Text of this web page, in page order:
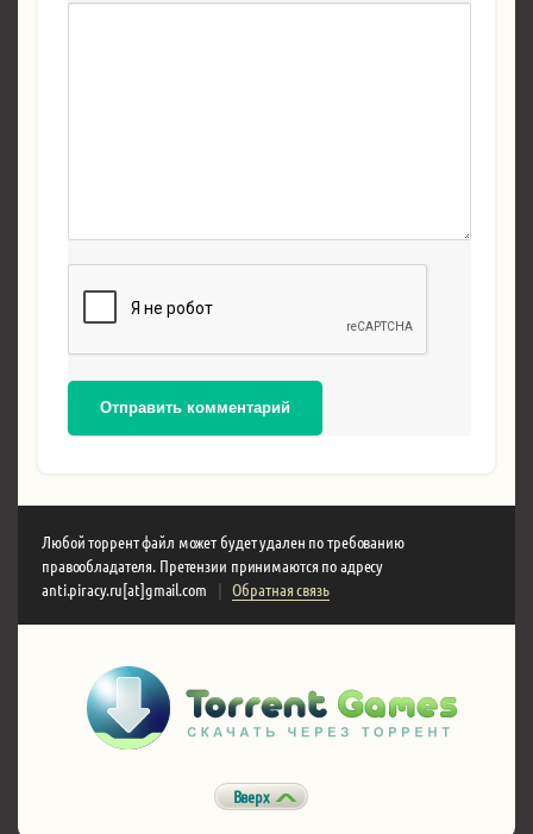
Отправить комментарий
Любой торрент файл может будет удален по требованию
правообладателя. Претензии принимаются по адресу
anti.piracy.ru[at]gmail.com
| Обратная связь
Вверх